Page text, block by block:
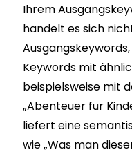
Ihrem
handelt es sich
Keywords mit
beispielsweise mit
„Abenteuer für
liefert eine
wie „Was man